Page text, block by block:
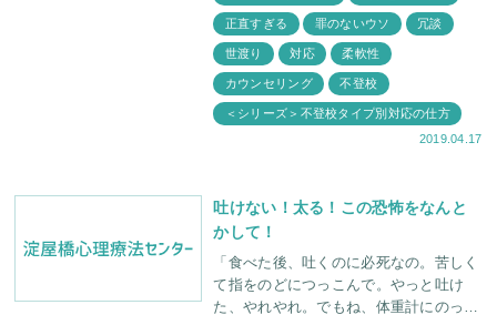
正直すぎる 罪のないウソ 冗談
世渡り 対応 柔軟性
カウンセリング 不登校
＜シリーズ＞不登校タイプ別対応の仕方
2019.04.17
吐けない！太る！この恐怖をなんと
かして！
「食べた後、吐くのに必死なの。苦しく
て指をのどにつっこんで。やっと吐け
た、やれやれ。でもね、体重計にのった